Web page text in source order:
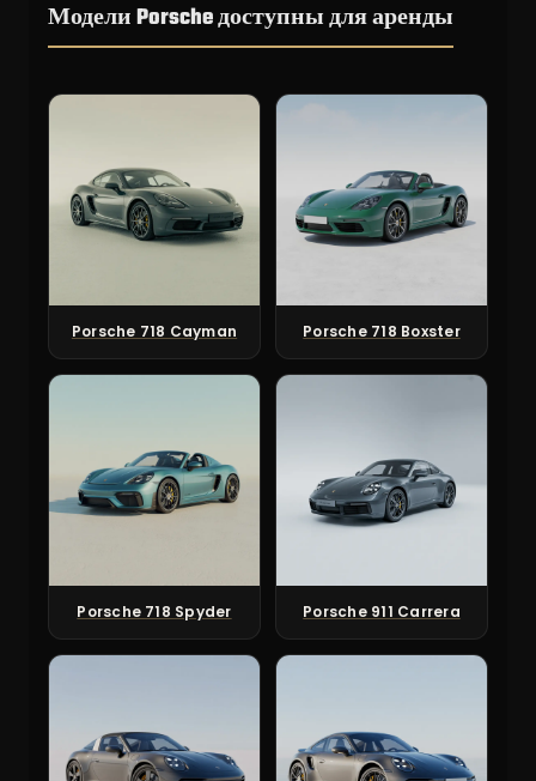
Модели Porsche доступны для аренды
Porsche 718 Cayman Porsche 718 Boxster
Porsche 718 Spyder Porsche 911 Carrera